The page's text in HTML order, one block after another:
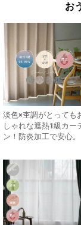
お
淡色×杢調がとっても
しゃれな遮熱1級カー
ン！防炎加工で安心。